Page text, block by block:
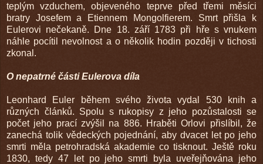
teplým vzduchem, objeveného teprve před třemi měsíci
bratry Josefem a Etiennem Mongolfierem. Smrt přišla k
Eulerovi nečekaně. Dne 18. září 1783 při hře s vnukem
náhle pocítil nevolnost a o několik hodin později v tichosti
zkonal.
O nepatrné části Eulerova díla
Leonhard Euler během svého života vydal 530 knih a
různých článků. Spolu s rukopisy z jeho pozůstalosti se
počet jeho prací zvýšil na 886. Hraběti Orlovi přislíbil, že
zanechá tolik vědeckých pojednání, aby dvacet let po jeho
smrti měla petrohradská akademie co tisknout. Ještě roku
1830, tedy 47 let po jeho smrti byla uveřejňována jeho